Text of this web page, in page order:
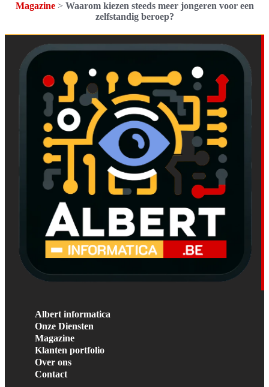
Magazine> Waarom kiezen steeds meer jongeren voor een
zelfstandig beroep?
Albert informatica
Onze Diensten
Magazine
Klanten portfolio
Over ons
Contact